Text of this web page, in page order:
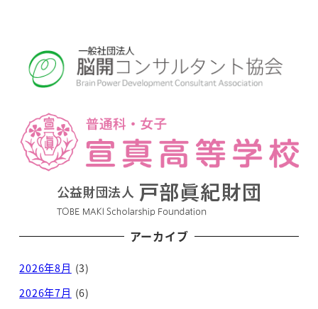
アーカイブ
2026年8月 (3)
2026年7月 (6)